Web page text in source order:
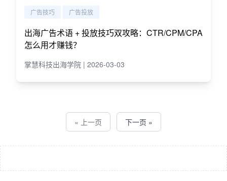
广告技巧 广告投放
出海广告术语 + 投放技巧双攻略：CTR/CPM/CPA
怎么用才赚钱？
掌慧科技出海学院 | 2026-03-03
« 上一页 下一页 »